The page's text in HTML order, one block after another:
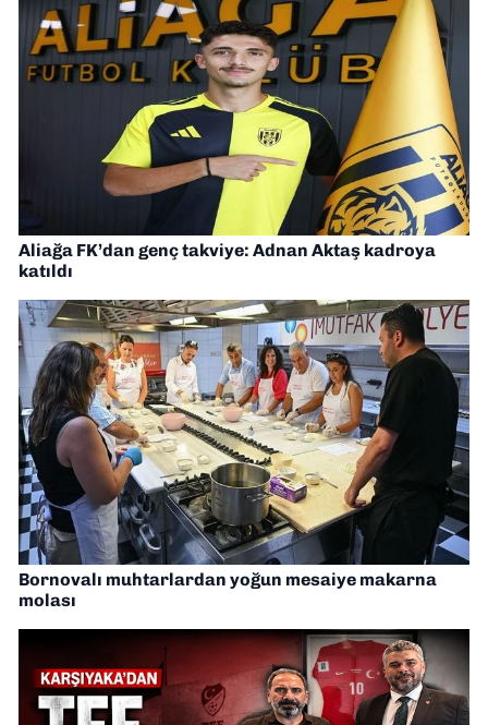
Aliağa FK’dan genç takviye: Adnan Aktaş kadroya
katıldı
Bornovalı muhtarlardan yoğun mesaiye makarna
molası